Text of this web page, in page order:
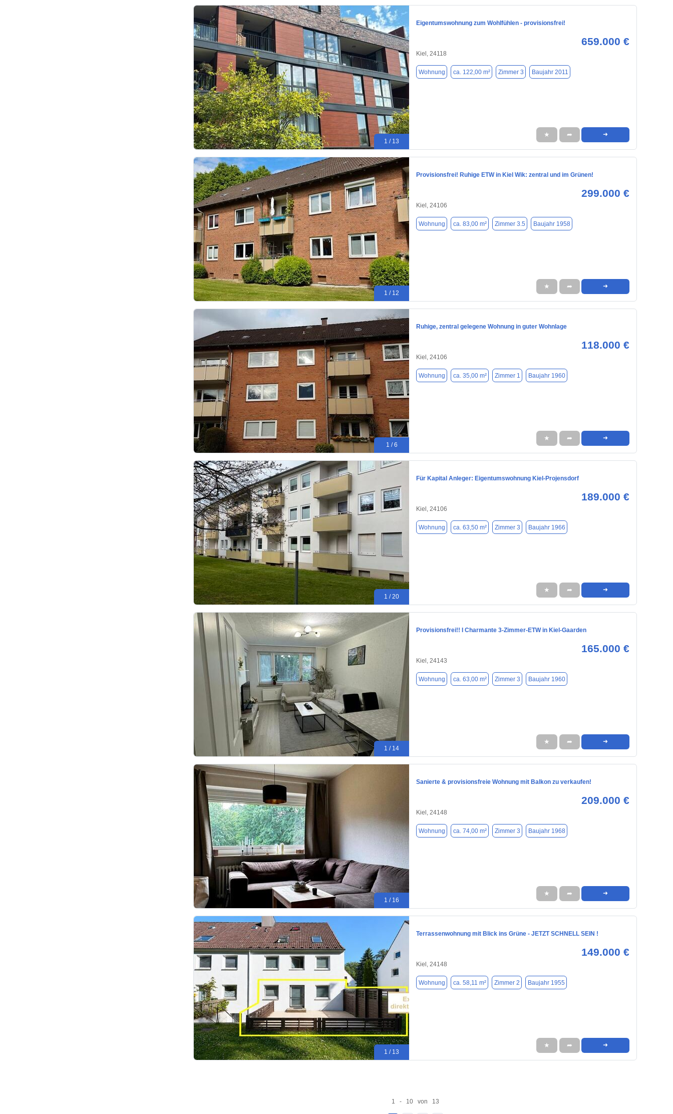
1 / 13
Eigentumswohnung zum Wohlfühlen - provisionsfrei!
659.000 €
Kiel, 24118
Wohnung ca. 122,00 m² Zimmer 3 Baujahr 2011
★ ➦ ➜
1 / 12
Provisionsfrei! Ruhige ETW in Kiel Wik: zentral und im Grünen!
299.000 €
Kiel, 24106
Wohnung ca. 83,00 m² Zimmer 3.5 Baujahr 1958
★ ➦ ➜
1 / 6
Ruhige, zentral gelegene Wohnung in guter Wohnlage
118.000 €
Kiel, 24106
Wohnung ca. 35,00 m² Zimmer 1 Baujahr 1960
★ ➦ ➜
1 / 20
Für Kapital Anleger: Eigentumswohnung Kiel-Projensdorf
189.000 €
Kiel, 24106
Wohnung ca. 63,50 m² Zimmer 3 Baujahr 1966
★ ➦ ➜
1 / 14
Provisionsfrei!! I Charmante 3-Zimmer-ETW in Kiel-Gaarden
165.000 €
Kiel, 24143
Wohnung ca. 63,00 m² Zimmer 3 Baujahr 1960
★ ➦ ➜
1 / 16
Sanierte & provisionsfreie Wohnung mit Balkon zu verkaufen!
209.000 €
Kiel, 24148
Wohnung ca. 74,00 m² Zimmer 3 Baujahr 1968
★ ➦ ➜
1 / 13
Terrassenwohnung mit Blick ins Grüne - JETZT SCHNELL SEIN !
149.000 €
Kiel, 24148
Wohnung ca. 58,11 m² Zimmer 2 Baujahr 1955
★ ➦ ➜
1 - 10 von 13